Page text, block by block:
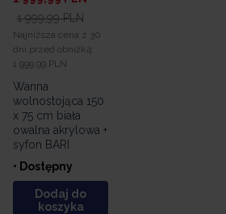
1 999,99 PLN
Najniższa cena z 30
dni przed obniżką:
1 999,99 PLN
Wanna
wolnostojąca 150
x 75 cm biała
owalna akrylowa +
syfon BARI
• Dostępny
Dodaj do
koszyka